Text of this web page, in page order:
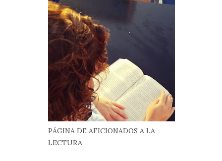
PÁGINA DE AFICIONADOS A LA
LECTURA